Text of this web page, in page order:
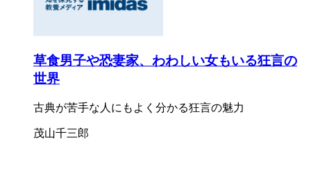
草食男子や恐妻家、わわしい女もいる狂言の
世界
古典が苦手な人にもよく分かる狂言の魅力
茂山千三郎